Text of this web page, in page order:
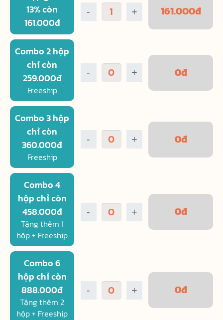
13% còn
161.000đ
- + 161.000đ
Combo 2 hộp
chỉ còn
259.000đ
Freeship
- + 0đ
Combo 3 hộp
chỉ còn
360.000đ
Freeship
- + 0đ
Combo 4
hộp chỉ còn
458.000đ
Tặng thêm 1
hộp + Freeship
- + 0đ
Combo 6
hộp chỉ còn
888.000đ
Tặng thêm 2
hộp + Freeship
- + 0đ